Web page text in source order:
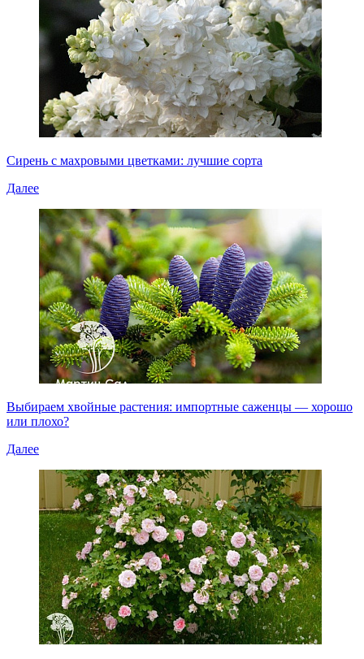
Сирень с махровыми цветками: лучшие сорта
Далее
Выбираем хвойные растения: импортные саженцы — хорошо
или плохо?
Далее